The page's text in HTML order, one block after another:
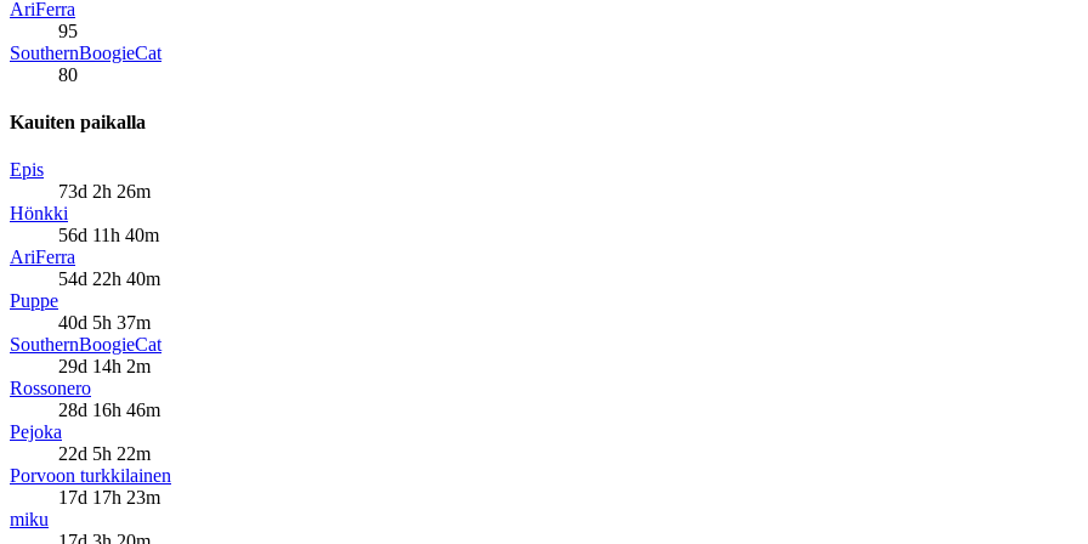
AriFerra
95
SouthernBoogieCat
80
Kauiten paikalla
Epis
73d 2h 26m
Hönkki
56d 11h 40m
AriFerra
54d 22h 40m
Puppe
40d 5h 37m
SouthernBoogieCat
29d 14h 2m
Rossonero
28d 16h 46m
Pejoka
22d 5h 22m
Porvoon turkkilainen
17d 17h 23m
miku